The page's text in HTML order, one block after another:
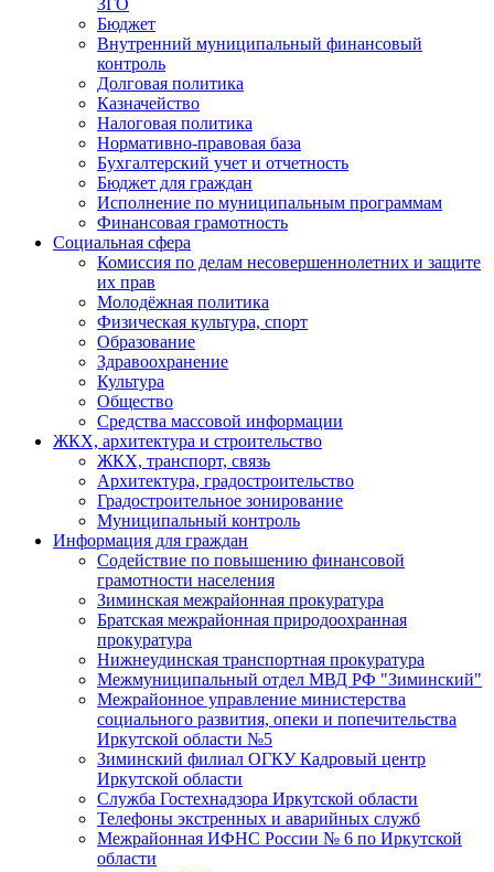
ЗГО
Бюджет
Внутренний муниципальный финансовый
контроль
Долговая политика
Казначейство
Налоговая политика
Нормативно-правовая база
Бухгалтерский учет и отчетность
Бюджет для граждан
Исполнение по муниципальным программам
Финансовая грамотность
Социальная сфера
Комиссия по делам несовершеннолетних и защите
их прав
Молодёжная политика
Физическая культура, спорт
Образование
Здравоохранение
Культура
Общество
Средства массовой информации
ЖКХ, архитектура и строительство
ЖКХ, транспорт, связь
Архитектура, градостроительство
Градостроительное зонирование
Муниципальный контроль
Информация для граждан
Содействие по повышению финансовой
грамотности населения
Зиминская межрайонная прокуратура
Братская межрайонная природоохранная
прокуратура
Нижнеудинская транспортная прокуратура
Межмуниципальный отдел МВД РФ "Зиминский"
Межрайонное управление министерства
социального развития, опеки и попечительства
Иркутской области №5
Зиминский филиал ОГКУ Кадровый центр
Иркутской области
Служба Гостехнадзора Иркутской области
Телефоны экстренных и аварийных служб
Межрайонная ИФНС России № 6 по Иркутской
области